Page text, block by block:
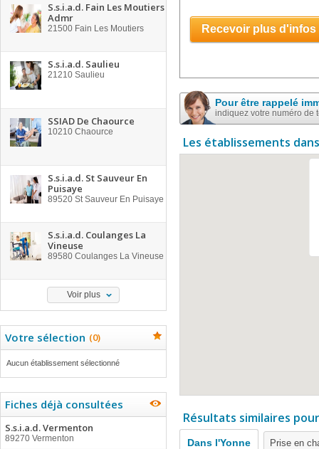
S.s.i.a.d. Fain Les Moutiers
Admr
21500 Fain Les Moutiers
S.s.i.a.d. Saulieu
21210 Saulieu
SSIAD De Chaource
10210 Chaource
S.s.i.a.d. St Sauveur En
Puisaye
89520 St Sauveur En Puisaye
S.s.i.a.d. Coulanges La
Vineuse
89580 Coulanges La Vineuse
Voir plus
Votre sélection (0)
Aucun établissement sélectionné
Fiches déjà consultées
S.s.i.a.d. Vermenton
89270 Vermenton
Recevoir plus d'infos
Pour être rappelé
indiquez votre numéro de
Les établissements
Résultats similaires
Dans l'Yonne Prise en